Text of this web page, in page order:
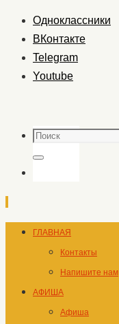
Одноклассники
ВКонтакте
Telegram
Youtube
Поиск
Поиск
Перейти
содержимому
ГЛАВНАЯ
Контакты
Напишите нам
АФИША
Афиша